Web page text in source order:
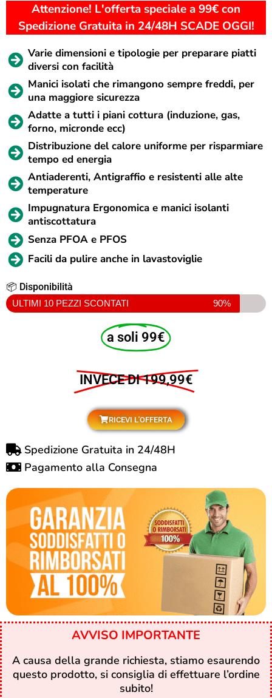
Attenzione! L'offerta speciale a 99€ con
Spedizione Gratuita in 24/48H SCADE OGGI!
Varie dimensioni e tipologie per preparare piatti
diversi con facilità
Manici isolati che rimangono sempre freddi, per
una maggiore sicurezza
Adatte a tutti i piani cottura (induzione, gas,
forno, micronde ecc)
Distribuzione del calore uniforme per risparmiare
tempo ed energia
Antiaderenti, Antigraffio e resistenti alle alte
temperature
Impugnatura Ergonomica e manici isolanti
antiscottatura
Senza PFOA e PFOS
Facili da pulire anche in lavastoviglie
📦 Disponibilità
ULTIMI 10 PEZZI SCONTATI 90%
a soli 99€
INVECE DI 199,99€
RICEVI L'OFFERTA
Spedizione Gratuita in 24/48H
Pagamento alla Consegna
AVVISO IMPORTANTE
A causa della grande richiesta, stiamo esaurendo
questo prodotto, si consiglia di effettuare l’ordine
subito!